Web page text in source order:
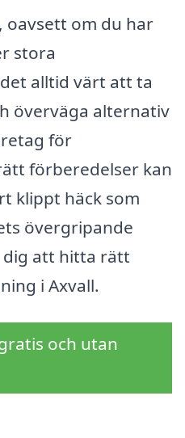
oavsett om du har
stora
alltid värt att ta
överväga alternativ
för
förberedelser kan
klippt häck som
övergripande
dig att hitta rätt
i Axvall.
och utan